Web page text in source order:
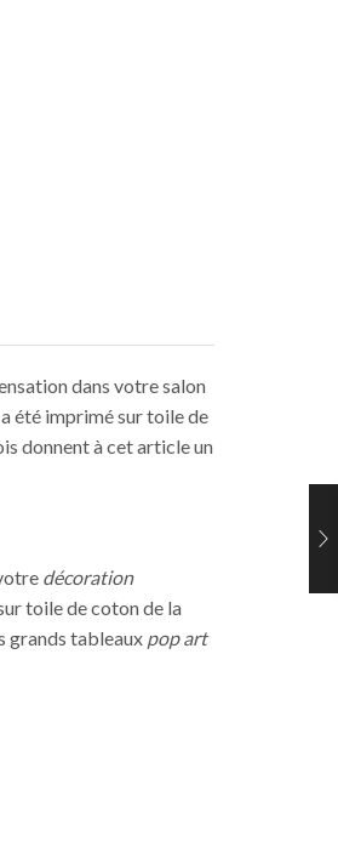
dans votre salon
été imprimé sur toile de
donnent à cet article un
décoration
toile de coton de la
grands tableaux pop art